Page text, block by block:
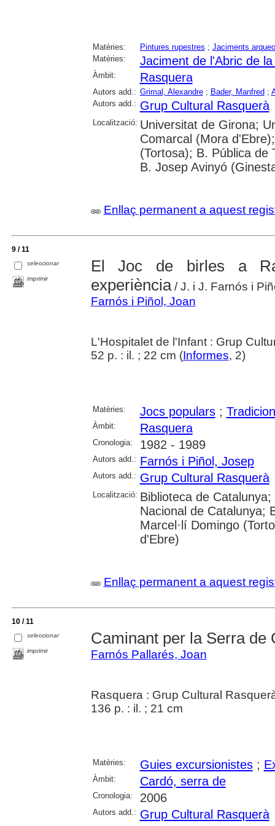
Matèries: Pintures rupestres ; Jaciments
Matèries:
Jaciment de l'Abric de
Àmbit: Rasquera
Autors add.: Grimal, Alexandre; Bader, Manfred ;
Autors add.: Grup Cultural Rasquerà
Localització: Universitat de Girona;
Comarcal (Mora
(Tortosa); B. Pública de
B. Josep Avinyó
Enllaç permanent a aquest
9 / 11
seleccionar
imprimir
El Joc de birles a
experiència/ J. i J. Farnós i
Farnós i Piñol, Joan
L'Hospitalet de l'Infant : Grup
52 p. : il. ; 22 cm (Informes, 2)
Matèries: Jocs populars;
Àmbit: Rasquera
Cronologia: 1982 - 1989
Autors add.: Farnós i Piñol, Josep
Autors add.: Grup Cultural Rasquerà
Localització: Biblioteca de
Nacional de Catalunya;
Marcel·lí Domingo
d'Ebre)
Enllaç permanent a aquest
10 / 11
seleccionar
imprimir
Caminant per la Serra de
Farnós Pallarés, Joan
Rasquera : Grup Cultural
136 p. : il. ; 21 cm
Matèries: Guies excursionistes;
Àmbit: Cardó, serra de
Cronologia: 2006
Autors add.: Grup Cultural Rasquerà